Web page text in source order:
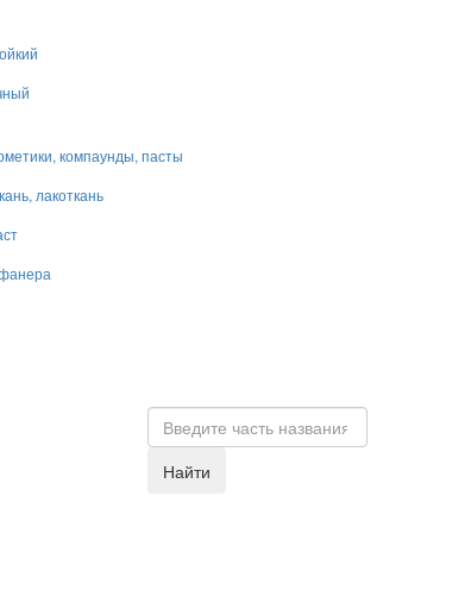
компаунды, пасты
лакоткань
Найти